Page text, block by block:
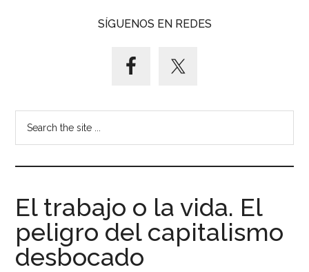
Pasos
izquierda
Tanteos.
Cruces
de
caminos
SÍGUENOS EN REDES
El trabajo o la vida. El
peligro del capitalismo
desbocado